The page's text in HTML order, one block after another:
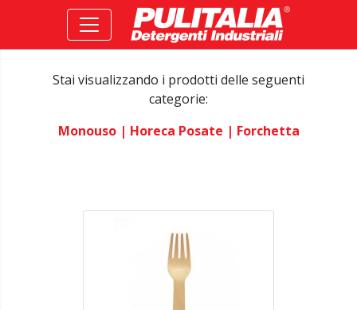
Stai visualizzando i prodotti delle seguenti
categorie:
Monouso | Horeca Posate | Forchetta